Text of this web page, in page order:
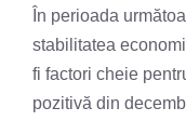
În perioada
stabilitatea
fi factori cheie
pozitivă din